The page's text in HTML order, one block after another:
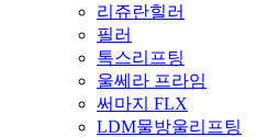
리쥬란힐러
필러
톡스리프팅
울쎄라 프라임
써마지 FLX
LDM물방울리프팅